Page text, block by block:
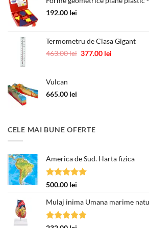
192.00 lei
Termometru de Clasa Gigant
463.00lei Prețul
377.00 lei
Vulcan
665.00 lei
CELE MAI BUNE OFERTE
America de Sud. Harta fizica
Evaluat la
500.00 lei
Mulaj inima Umana marime